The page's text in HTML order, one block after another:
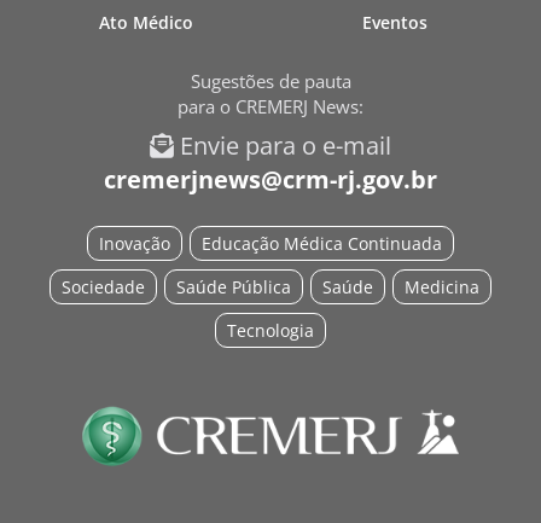
Ato Médico
Eventos
Sugestões de pauta
para o CREMERJ News:
Envie para o e-mail
cremerjnews@crm-rj.gov.br
Educação Médica Continuada
Inovação
Medicina
Saúde
Saúde Pública
Sociedade
Tecnologia